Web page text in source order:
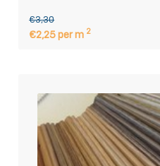
€3,30
€2,25 per m 2